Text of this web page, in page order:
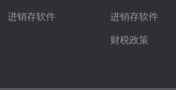
进销存软件
进销存软件
财税政策